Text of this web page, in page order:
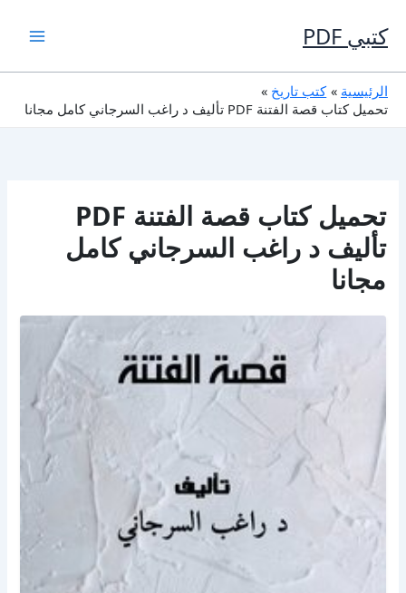
إلى
المحتوى
كتبي PDF
الرئيسية
كتب تاريخ
تحميل كتاب قصة الفتنة PDF تأليف د راغب السرجاني كامل مجانا
تحميل كتاب قصة الفتنة PDF
تأليف د راغب السرجاني كامل
مجانا